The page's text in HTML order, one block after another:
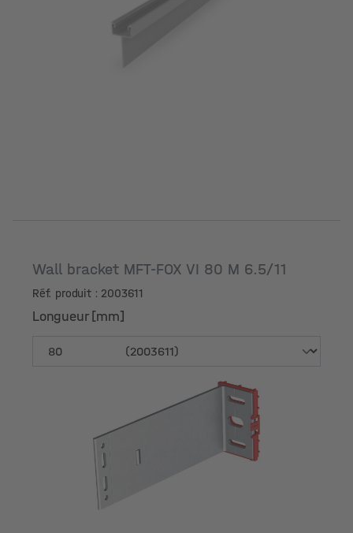
Wall bracket MFT-FOX VI 80 M 6.5/11
Réf. produit : 2003611
Longueur [mm]
Longueur [mm]